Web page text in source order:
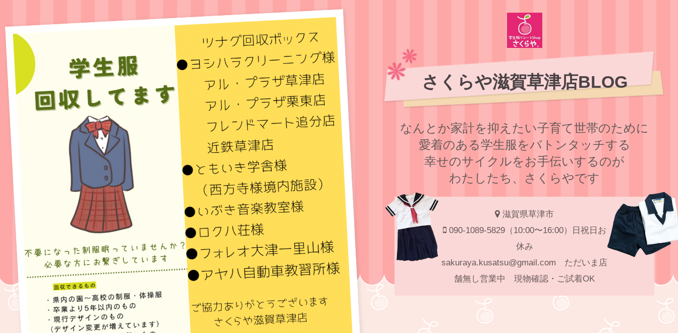
さくらや滋賀草津店BLOG
なんとか家計を抑えたい子育て世帯のために
愛着のある学⽣服をバトンタッチする
幸せのサイクルをお⼿伝いするのが
わたしたち、さくらやです
滋賀県草津市
090-1089-5829（10:00〜16:00）日祝日お
休み
sakuraya.kusatsu@gmail.com ただいま店
舗無し営業中 現物確認・ご試着OK